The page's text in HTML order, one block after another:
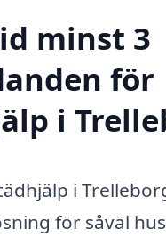
minst 3
för
i
i
för såväl